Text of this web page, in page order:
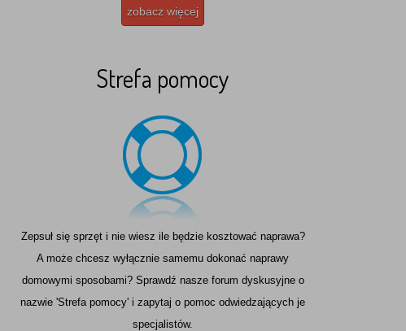
zobacz więcej
Strefa pomocy
Zepsuł się sprzęt i nie wiesz ile będzie kosztować naprawa?
A może chcesz wyłącznie samemu dokonać naprawy
domowymi sposobami? Sprawdź nasze forum dyskusyjne o
nazwie 'Strefa pomocy' i zapytaj o pomoc odwiedzających je
specjalistów.